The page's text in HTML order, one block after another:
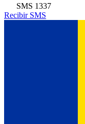
SMS 1337
Recibir SMS